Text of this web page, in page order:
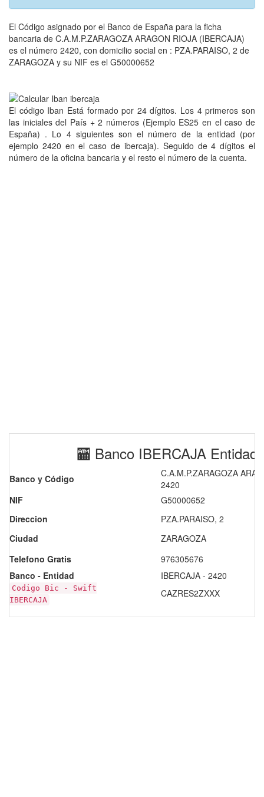
El Código asignado por el Banco de España para la ficha
bancaria de C.A.M.P.ZARAGOZA ARAGON RIOJA (IBERCAJA)
es el número 2420, con domicilio social en : PZA.PARAISO, 2 de
ZARAGOZA y su NIF es el G50000652
El código Iban Está formado por 24 dígitos. Los 4 primeros son
las iniciales del País + 2 números (Ejemplo ES25 en el caso de
España) . Lo 4 siguientes son el número de la entidad (por
ejemplo 2420 en el caso de ibercaja). Seguido de 4 dígitos el
número de la oficina bancaria y el resto el número de la cuenta.
🏧 Banco IBERCAJA Entidad
Banco y Código
C.A.M.P.ZARAGOZA
2420
NIF
G50000652
Direccion
PZA.PARAISO, 2
Ciudad
ZARAGOZA
Telefono Gratis
976305676
Banco - Entidad
IBERCAJA - 2420
Codigo Bic - Swift
IBERCAJA
CAZRES2ZXXX